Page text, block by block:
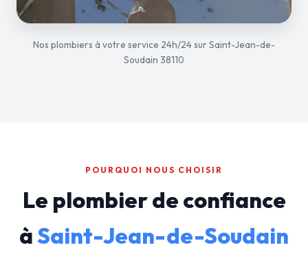
Nos plombiers à votre service 24h/24 sur Saint-Jean-de-
Soudain 38110
POURQUOI NOUS CHOISIR
Le plombier de confiance
àSaint-Jean-de-Soudain